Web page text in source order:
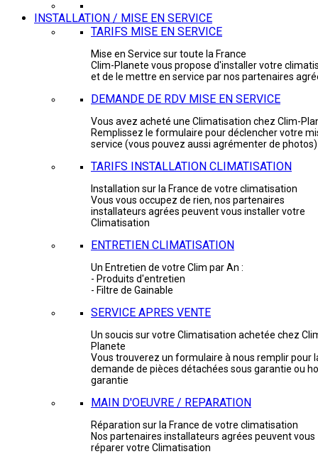
INSTALLATION / MISE EN SERVICE
TARIFS MISE EN SERVICE
Mise en Service sur toute la France
Clim-Planete vous propose d'installer votre
et de le mettre en service par nos partenaires
DEMANDE DE RDV MISE EN SERVICE
Vous avez acheté une Climatisation chez Clim-
Remplissez le formulaire pour déclencher votre
service (vous pouvez aussi agrémenter de photos)
TARIFS INSTALLATION CLIMATISATION
Installation sur la France de votre climatisation
Vous vous occupez de rien, nos partenaires
installateurs agrées peuvent vous installer votre
Climatisation
ENTRETIEN CLIMATISATION
Un Entretien de votre Clim par An :
- Produits d'entretien
- Filtre de Gainable
SERVICE APRES VENTE
Un soucis sur votre Climatisation achetée chez
Planete
Vous trouverez un formulaire à nous remplir pour
demande de pièces détachées sous garantie ou
garantie
MAIN D'OEUVRE / REPARATION
Réparation sur la France de votre climatisation
Nos partenaires installateurs agrées peuvent vous
réparer votre Climatisation